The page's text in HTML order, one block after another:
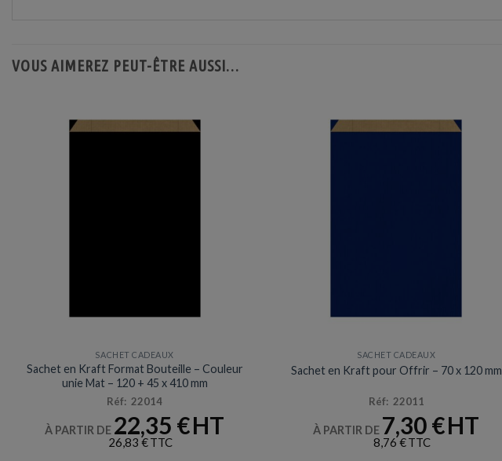
VOUS AIMEREZ PEUT-ÊTRE AUSSI…
SACHET CADEAUX
Sachet en Kraft Format Bouteille – Couleur
unie Mat – 120 + 45 x 410 mm
Réf: 22014
À PARTIR DE 22,35 €
26,83€
SACHET CADEAUX
Sachet en Kraft pour Offrir – 70 x 120 mm
Réf: 22011
À PARTIR DE 7,30€
8,76€